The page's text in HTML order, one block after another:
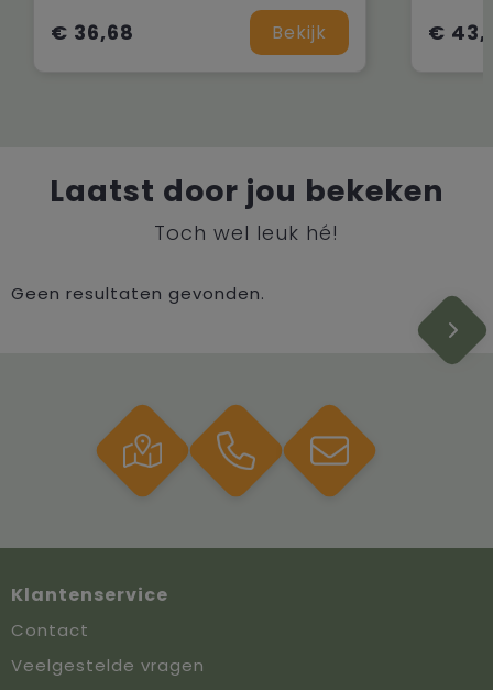
€ 36,68 Bekijk €
Laatst door jou bekeken
Toch wel leuk hé!
Geen resultaten gevonden.
Klantenservice
Contact
Veelgestelde vragen